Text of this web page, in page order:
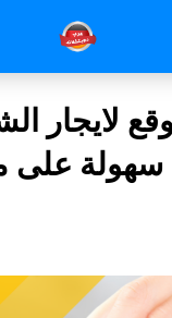
5 موقع
سهولة على